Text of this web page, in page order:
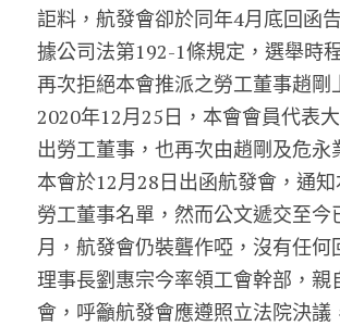
詎料，航發會卻於同年4月底回函
據公司法第192-1條規定，選舉時
再次拒絕本會推派之勞工董事趙剛
2020年12月25日，本會會員代表
出勞工董事，也再次由趙剛及危永
本會於12月28日出函航發會，通
勞工董事名單，然而公文遞交至今
月，航發會仍裝聾作啞，沒有任何
理事長劉惠宗今率領工會幹部，親
會，呼籲航發會應遵照立法院決議